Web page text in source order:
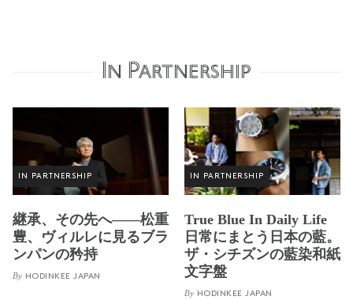
In Partnership
IN PARTNERSHIP
継承、その先へ——松重
豊、ヴィルレに見るブラ
ンパンの矜持
By HODINKEE JAPAN
IN PARTNERSHIP
True Blue In Daily Life
日常にまとう日本の藍。
ザ・シチズンの藍染和紙
文字盤
By HODINKEE JAPAN